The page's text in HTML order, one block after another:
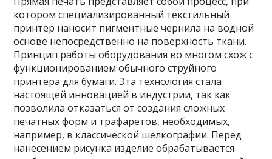
котором специализированный текстильный
принтер наносит пигментные чернила на водной
основе непосредственно на поверхность ткани.
Принцип работы оборудования во многом схож с
функционированием обычного струйного
принтера для бумаги. Эта технология стала
настоящей инновацией в индустрии, так как
позволила отказаться от создания сложных
печатных форм и трафаретов, необходимых,
например, в классической шелкографии. Перед
нанесением рисунка изделие обрабатывается